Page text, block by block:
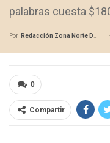
palabras cuesta
Por Redacción Zona Norte Daily
0
Compartir